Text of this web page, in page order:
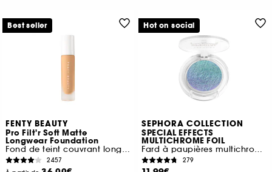
FENTY BEAUTY
Pro Filt'r Soft Matte
Longwear Foundation
Fond de teint couvrant longue tenue
2457
Best seller
SEPHORA COLLECTION
SPECIAL EFFECTS
MULTICHROME FOIL
Fard à paupières multichrome
279
Hot on social